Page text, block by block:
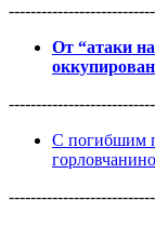
От “атаки
С погибшим